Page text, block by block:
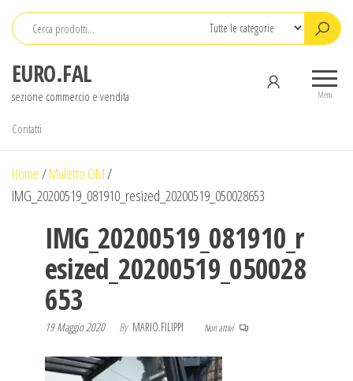
Salta
contenuto
EURO.FAL
sezione commercio e vendita Menu
Contatti
Home/Muletto OM/
IMG_20200519_081910_resized_20200519_050028653
IMG_20200519_081910_r
esized_20200519_050028
653
19 Maggio 2020 By MARIO.FILIPPI Non attivi